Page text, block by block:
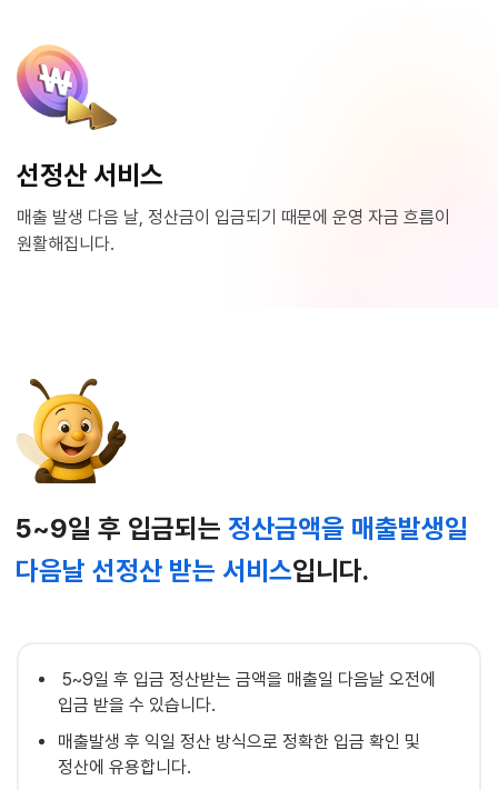
main
content
선정산 서비스
매출 발생 다음 날, 정산금이 입금되기 때문에 운영 자금 흐름이
원활해집니다.
5~9일 후 입금되는정산금액을 매출발생일
다음날 선정산 받는 서비스입니다.
5~9일 후 입금 정산받는 금액을 매출일 다음날 오전에
입금 받을 수 있습니다.
매출발생 후 익일 정산 방식으로 정확한 입금 확인 및
정산에 유용합니다.